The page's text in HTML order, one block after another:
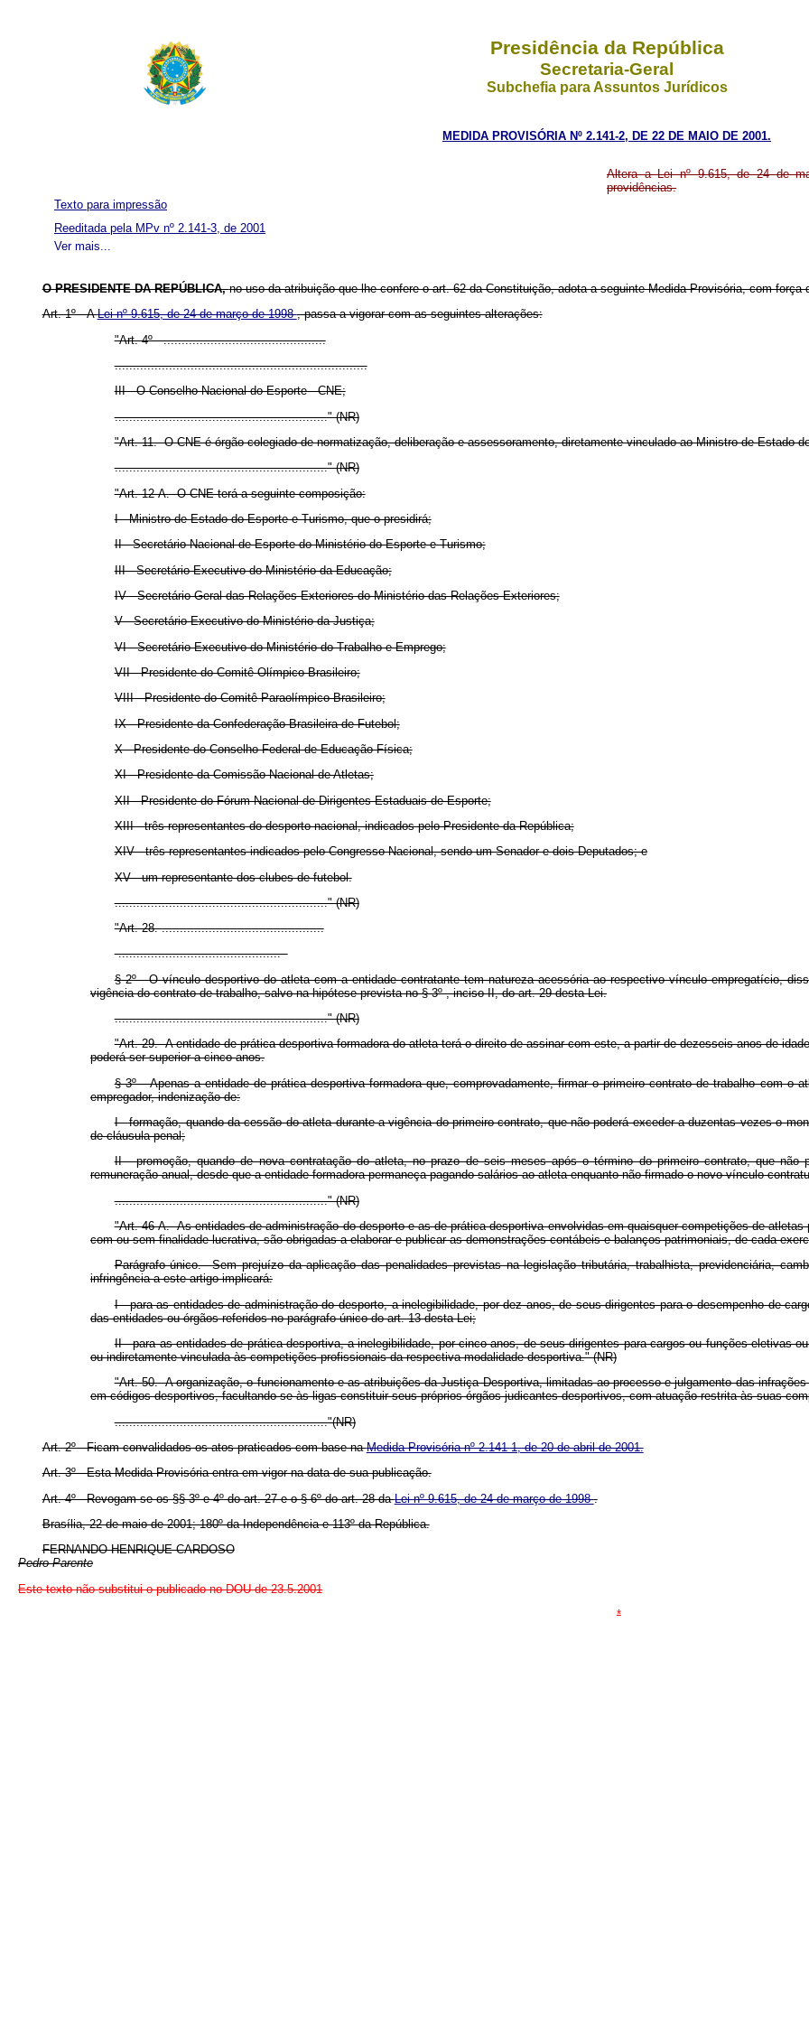
Presidência da República
Secretaria-Geral
Subchefia para Assuntos Jurídicos
MEDIDA PROVISÓRIA Nº 2.141-2, DE 22 DE MAIO DE 2001.
Altera a Lei nº 9.615, de 24 de
providências.
Ver mais...
Texto para impressão
Reeditada pela MPv nº 2.141-3, de 2001
O PRESIDENTE DA REPÚBLICA,no uso da atribuição que lhe confere o art. 62 da Constituição, adota a seguinte Medida Provisória, com força
Art. 1º ALei nº 9.615, de 24 de março de 1998, passa a vigorar com as seguintes alterações:
"Art. 4º .............................................
......................................................................
III - O Conselho Nacional do Esporte - CNE;
..........................................................." (NR)
"Art. 11. O CNE é órgão colegiado de normatização, deliberação e assessoramento, diretamente vinculado ao Ministro de Estado
..........................................................." (NR)
"Art. 12-A. O CNE terá a seguinte composição:
I - Ministro de Estado do Esporte e Turismo, que o presidirá;
II - Secretário Nacional de Esporte do Ministério do Esporte e Turismo;
III - Secretário-Executivo do Ministério da Educação;
IV - Secretário-Geral das Relações Exteriores do Ministério das Relações Exteriores;
V - Secretário-Executivo do Ministério da Justiça;
VI - Secretário-Executivo do Ministério do Trabalho e Emprego;
VII - Presidente do Comitê Olímpico Brasileiro;
VIII - Presidente do Comitê Paraolímpico Brasileiro;
IX - Presidente da Confederação Brasileira de Futebol;
X - Presidente do Conselho Federal de Educação Física;
XI - Presidente da Comissão Nacional de Atletas;
XII - Presidente do Fórum Nacional de Dirigentes Estaduais de Esporte;
XIII - três representantes do desporto nacional, indicados pelo Presidente da República;
XIV - três representantes indicados pelo Congresso Nacional, sendo um Senador e dois Deputados; e
XV - um representante dos clubes de futebol.
..........................................................." (NR)
"Art. 28. .............................................
.............................................
§ 2º O vínculo desportivo do atleta com a entidade contratante tem natureza acessória ao respectivo vínculo empregatício,
vigência do contrato de trabalho, salvo na hipótese prevista no § 3º , inciso II, do art. 29 desta Lei.
..........................................................." (NR)
"Art. 29. A entidade de prática desportiva formadora do atleta terá o direito de assinar com este, a partir de dezesseis anos de
poderá ser superior a cinco anos.
§ 3º Apenas a entidade de prática desportiva formadora que, comprovadamente, firmar o primeiro contrato de trabalho com o
empregador, indenização de:
I - formação, quando da cessão do atleta durante a vigência do primeiro contrato, que não poderá exceder a duzentas vezes o
de cláusula penal;
II - promoção, quando de nova contratação do atleta, no prazo de seis meses após o término do primeiro contrato, que
remuneração anual, desde que a entidade formadora permaneça pagando salários ao atleta enquanto não firmado o novo vínculo
..........................................................." (NR)
"Art. 46-A. As entidades de administração do desporto e as de prática desportiva envolvidas em quaisquer competições de
com ou sem finalidade lucrativa, são obrigadas a elaborar e publicar as demonstrações contábeis e balanços patrimoniais, de cada
Parágrafo único. Sem prejuízo da aplicação das penalidades previstas na legislação tributária, trabalhista, previdenciária,
infringência a este artigo implicará:
I - para as entidades de administração do desporto, a inelegibilidade, por dez anos, de seus dirigentes para o desempenho de
das entidades ou órgãos referidos no parágrafo único do art. 13 desta Lei;
II - para as entidades de prática desportiva, a inelegibilidade, por cinco anos, de seus dirigentes para cargos ou funções eletivas
ou indiretamente vinculada às competições profissionais da respectiva modalidade desportiva." (NR)
"Art. 50. A organização, o funcionamento e as atribuições da Justiça Desportiva, limitadas ao processo e julgamento das
em códigos desportivos, facultando-se às ligas constituir seus próprios órgãos judicantes desportivos, com atuação restrita às suas
..........................................................."(NR)
Art. 2º Ficam convalidados os atos praticados com base naMedida Provisória nº 2.141-1, de 20 de abril de 2001.
Art. 3º Esta Medida Provisória entra em vigor na data de sua publicação.
Art. 4º Revogam-se os §§ 3º e 4º do art. 27 e o § 6º do art. 28 daLei nº 9.615, de 24 de março de 1998.
Brasília, 22 de maio de 2001; 180º da Independência e 113º da República.
FERNANDO HENRIQUE CARDOSO
Pedro Parente
Este texto não substitui o publicado no DOU de 23.5.2001
*